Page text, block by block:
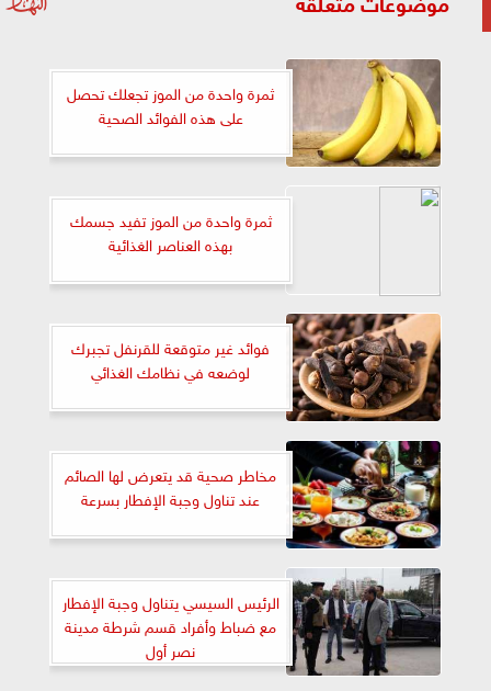
ثمرة واحدة من الموز تجعلك تحصل
على هذه الفوائد الصحية
ثمرة واحدة من الموز تفيد جسمك
بهذه العناصر الغذائية
فوائد غير متوقعة للقرنفل تجبرك
لوضعه في نظامك الغذائي
مخاطر صحية قد يتعرض لها الصائم
عند تناول وجبة الإفطار بسرعة
الرئيس السيسي يتناول وجبة الإفطار
مع ضباط وأفراد قسم شرطة مدينة
نصر أول